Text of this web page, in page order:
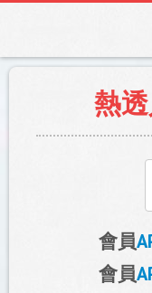
熱
會員
會員